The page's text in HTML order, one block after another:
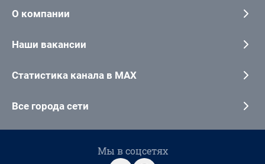
О компании
Наши вакансии
Статистика канала в MAX
Все города сети
Мы в соцсетях